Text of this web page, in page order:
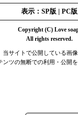
表示：SP版 | PC版
Copyright (C) Love
All rights reserved.
当サイトで公開している画
ンツの無断での利用・公開